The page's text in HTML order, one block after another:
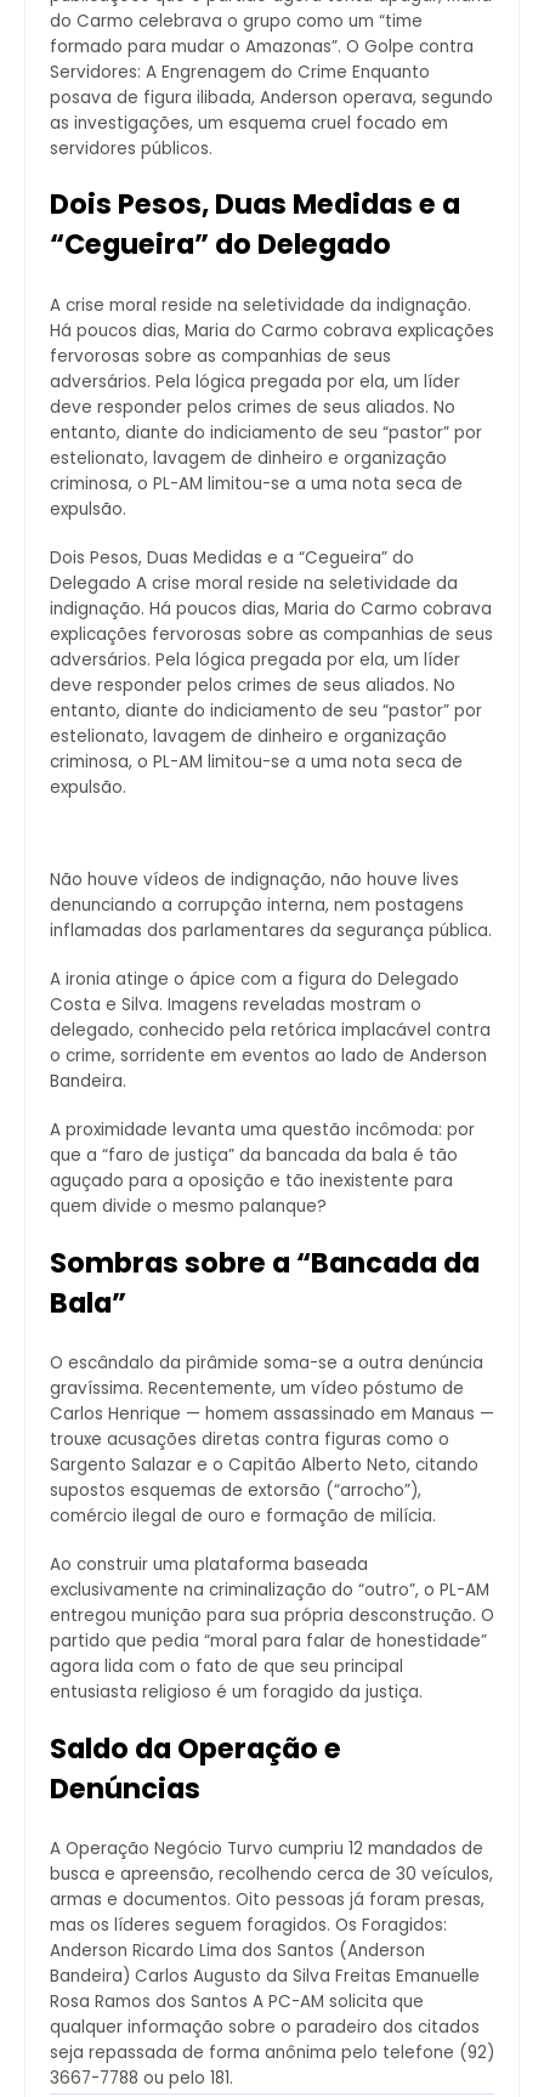
do Carmo celebrava o grupo como um “time
formado para mudar o Amazonas”. O Golpe contra
Servidores: A Engrenagem do Crime Enquanto
posava de figura ilibada, Anderson operava, segundo
as investigações, um esquema cruel focado em
servidores públicos.
Dois Pesos, Duas Medidas e a
“Cegueira” do Delegado
A crise moral reside na seletividade da indignação.
Há poucos dias, Maria do Carmo cobrava explicações
fervorosas sobre as companhias de seus
adversários. Pela lógica pregada por ela, um líder
deve responder pelos crimes de seus aliados. No
entanto, diante do indiciamento de seu “pastor” por
estelionato, lavagem de dinheiro e organização
criminosa, o PL-AM limitou-se a uma nota seca de
expulsão.
Dois Pesos, Duas Medidas e a “Cegueira” do
Delegado A crise moral reside na seletividade da
indignação. Há poucos dias, Maria do Carmo cobrava
explicações fervorosas sobre as companhias de seus
adversários. Pela lógica pregada por ela, um líder
deve responder pelos crimes de seus aliados. No
entanto, diante do indiciamento de seu “pastor” por
estelionato, lavagem de dinheiro e organização
criminosa, o PL-AM limitou-se a uma nota seca de
expulsão.
Não houve vídeos de indignação, não houve lives
denunciando a corrupção interna, nem postagens
inflamadas dos parlamentares da segurança pública.
A ironia atinge o ápice com a figura do Delegado
Costa e Silva. Imagens reveladas mostram o
delegado, conhecido pela retórica implacável contra
o crime, sorridente em eventos ao lado de Anderson
Bandeira.
A proximidade levanta uma questão incômoda: por
que a “faro de justiça” da bancada da bala é tão
aguçado para a oposição e tão inexistente para
quem divide o mesmo palanque?
Sombras sobre a “Bancada da
Bala”
O escândalo da pirâmide soma-se a outra denúncia
gravíssima. Recentemente, um vídeo póstumo de
Carlos Henrique — homem assassinado em Manaus —
trouxe acusações diretas contra figuras como o
Sargento Salazar e o Capitão Alberto Neto, citando
supostos esquemas de extorsão (“arrocho”),
comércio ilegal de ouro e formação de milícia.
Ao construir uma plataforma baseada
exclusivamente na criminalização do “outro”, o PL-AM
entregou munição para sua própria desconstrução. O
partido que pedia “moral para falar de honestidade”
agora lida com o fato de que seu principal
entusiasta religioso é um foragido da justiça.
Saldo da Operação e
Denúncias
A Operação Negócio Turvo cumpriu 12 mandados de
busca e apreensão, recolhendo cerca de 30 veículos,
armas e documentos. Oito pessoas já foram presas,
mas os líderes seguem foragidos. Os Foragidos:
Anderson Ricardo Lima dos Santos (Anderson
Bandeira) Carlos Augusto da Silva Freitas Emanuelle
Rosa Ramos dos Santos A PC-AM solicita que
qualquer informação sobre o paradeiro dos citados
seja repassada de forma anônima pelo telefone (92)
3667-7788 ou pelo 181.